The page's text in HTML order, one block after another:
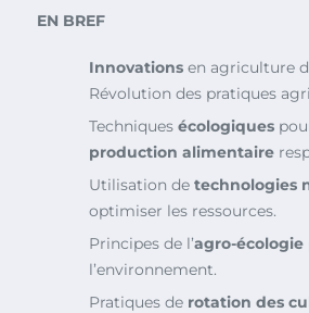
EN BREF
Innovations en agriculture
Révolution des pratiques
Techniques écologiques
production alimentaire
Utilisation de technologies
optimiser les ressources.
Principes de l’agro-écologie
l’environnement.
Pratiques de rotation des